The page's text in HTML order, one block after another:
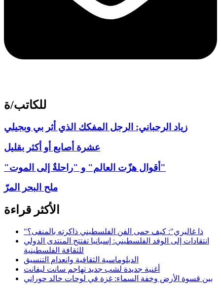
للكاتب/ة
زياد الرحباني: الرجل المفكك الذي أثر بي وبجيلي
عشرة أصابع أو أكثر بقليل
"أقوال هزّت العالم" و "راحلةٌ إلى الموت"
ملح البحر المرّ
الأكثر قراءة
"ذا غاليري": كيف حمى الفن الفلسطيني ذاكرته بالمنفى؟
انتقادات إلى الوفد الفلسطيني: إسبانيا تفتتح المنتدى الدولي
للثقافة الفلسطينية
الدبلوماسية الثقافية وانعدام التنسيق
أغنية جديدة لشب جديد تهاجم سانت ليفانت
بين قسوة الأرض وخفة السماء: غزة في لوحات خالد حوراني